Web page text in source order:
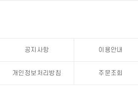
공지사항 이용안내
개인정보처리방침 주문조회